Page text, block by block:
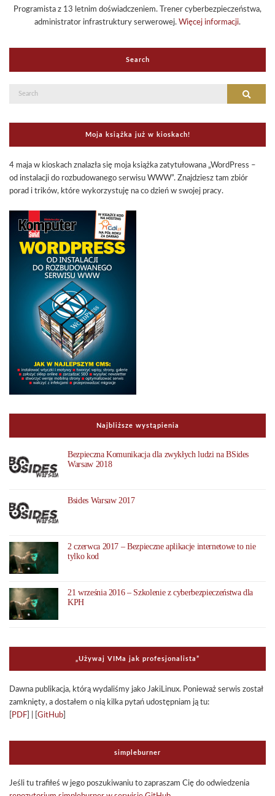
Programista z 13 letnim doświadczeniem. Trener cyberbezpieczeństwa,
administrator infrastruktury serwerowej. Więcej informacji.
Search
Search
Moja książka już w kioskach!
4 maja w kioskach znalazła się moja książka zatytułowana „WordPress –
od instalacji do rozbudowanego serwisu WWW”. Znajdziesz tam zbiór
porad i trików, które wykorzystuję na co dzień w swojej pracy.
Najbliższe wystąpienia
Bezpieczna Komunikacja dla zwykłych ludzi na BSides
Warsaw 2018
Bsides Warsaw 2017
2 czerwca 2017 – Bezpieczne aplikacje internetowe to nie
tylko kod
21 września 2016 – Szkolenie z cyberbezpieczeństwa dla
KPH
„Uży­waj VIMa jak pro­fe­sjo­na­li­sta”
Dawna publi­ka­cja, którą wyda­li­śmy jako Jaki­Li­nux. Ponie­waż ser­wis został
zamknięty, a dosta­łem o nią kilka pytań udo­stęp­niam ją tu:
PDF GitHub
sim­ple­bur­ner
Jeśli tu tra­fi­łeś w jego poszu­ki­wa­niu to zapra­szam Cię do odwie­dze­nia